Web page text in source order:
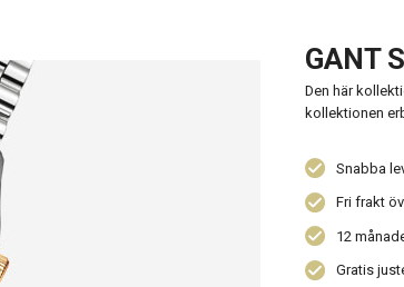
GANT
Den här
kollektionen
Snabba
Fri frakt
12
Gratis